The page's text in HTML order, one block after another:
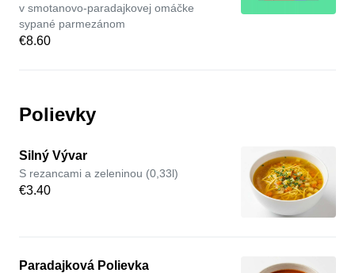
v smotanovo-paradajkovej omáčke
sypané parmezánom
€8.60
Polievky
Silný Vývar
S rezancami a zeleninou (0,33l)
€3.40
Paradajková Polievka